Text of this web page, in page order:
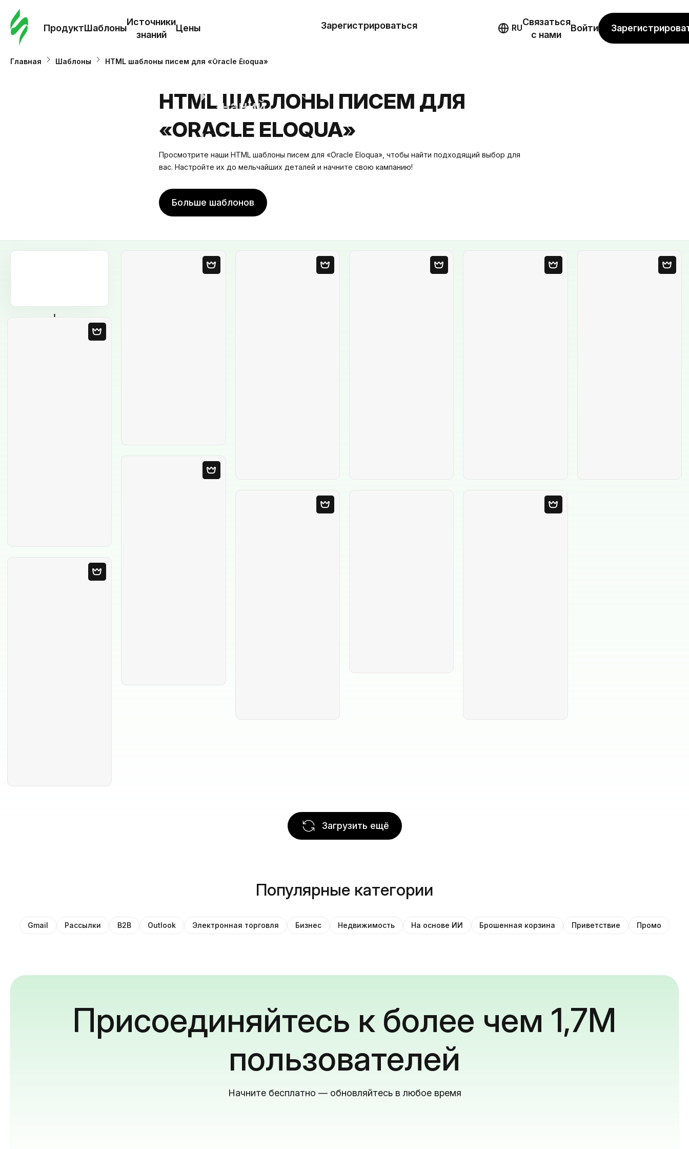
ПродуктШаблоны
Источники
знаний
Цены
Шаблоны
знаний
Цены
Зарегистрироваться RU
Связаться
с нами
Войти
Главная Шаблоны HTML шаблоны писем для «Oracle Eloqua»
HTML ШАБЛОНЫ ПИСЕМ ДЛЯ
«ORACLE ELOQUA»
Просмотрите наши HTML шаблоны писем для «Oracle Eloqua», чтобы найти подходящий выбор для
вас. Настройте их до мельчайших деталей и начните свою кампанию!
Больше шаблонов
Загрузить ещё
Популярные категории
Gmail Рассылки B2B Outlook Электронная торговля Бизнес Недвижимость На основе ИИ Брошенная корзина Приветствие Промо
Присоединяйтесь к более чем 1,7M
пользователей
Начните бесплатно — обновляйтесь в любое время